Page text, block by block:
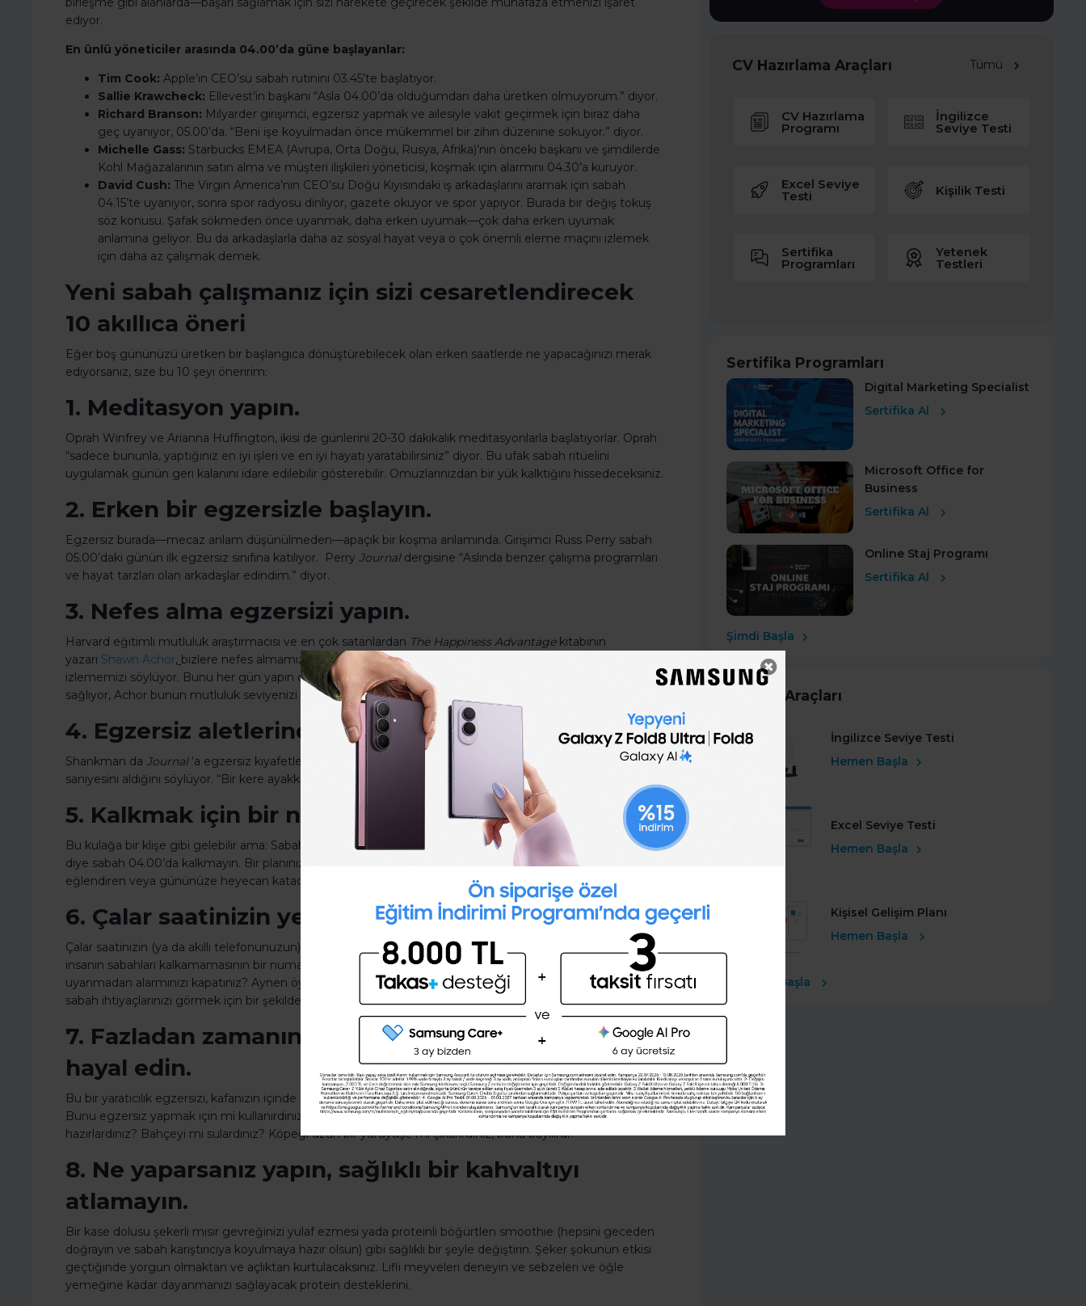
28 günlük kişisel gelişim planını
oluşturmak ister misin ?
ediyor.
En ünlü yöneticiler arasında 04.00’da güne başlayanlar:
Tim Cook: Apple’ın CEO’su sabah rutinini 03.45’te başlatıyor.
Sallie Krawcheck: Ellevest’in başkanı “Asla 04.00’da olduğumdan daha üretken olmuyorum.” diyor.
Richard Branson: Milyarder girişimci, egzersiz yapmak ve ailesiyle vakit geçirmek için biraz daha
geç uyanıyor, 05.00’da. “Beni işe koyulmadan önce mükemmel bir zihin düzenine sokuyor.” diyor.
Michelle Gass: Starbucks EMEA (Avrupa, Orta Doğu, Rusya, Afrika)’nın önceki başkanı ve şimdilerde
Kohl Mağazalarının satın alma ve müşteri ilişkileri yöneticisi, koşmak için alarmını 04.30’a kuruyor.
David Cush: The Virgin America’nın CEO’su Doğu Kıyısındaki iş arkadaşlarını aramak için sabah
04.15’te uyanıyor, sonra spor radyosu dinliyor, gazete okuyor ve spor yapıyor. Burada bir değiş tokuş
söz konusu. Şafak sökmeden önce uyanmak, daha erken uyumak—çok daha erken uyumak
anlamına geliyor. Bu da arkadaşlarla daha az sosyal hayat veya o çok önemli eleme maçını izlemek
için daha az çalışmak demek.
Yeni sabah çalışmanız için sizi cesaretlendirecek
10 akıllıca öneri
Eğer boş gününüzü üretken bir başlangıca dönüştürebilecek olan erken saatlerde ne yapacağınızı merak
ediyorsanız, size bu 10 şeyi öneririm:
1. Meditasyon yapın.
Oprah Winfrey ve Arianna Huffington, ikisi de günlerini 20-30 dakikalık meditasyonlarla başlatıyorlar. Oprah
“sadece bununla, yaptığınız en iyi işleri ve en iyi hayatı yaratabilirsiniz” diyor. Bu ufak sabah ritüelini
uygulamak günün geri kalanını idare edilebilir gösterebilir. Omuzlarınızdan bir yük kalktığını hissedeceksiniz.
2. Erken bir egzersizle başlayın.
Egzersiz burada—mecaz anlam düşünülmeden—apaçık bir koşma anlamında. Girişimci Russ Perry sabah
05.00’daki günün ilk egzersiz sınıfına katılıyor. Perry Journal dergisine “Aslında benzer çalışma programları
ve hayat tarzları olan arkadaşlar edindim.” diyor.
3. Nefes alma egzersizi yapın.
Harvard eğitimli mutluluk araştırmacısı ve en çok satanlardan The Happiness Advantage kitabının
yazarı Shawn Achor, bizlere nefes almamızı ve nefesimizin vücudumuza girip çıkışını 2 dakika boyunca
izlememizi söylüyor. Bunu her gün yapın diyor. Beyninizin aynı anda sadece tek bir şeye odaklanmasını
sağlıyor, Achor bunun mutluluk seviyenizi iyileştireceğini ve stresinizi azaltacağını belirtiyor.
4. Egzersiz aletlerinde uyuyun.
Shankman da Journal‘a egzersiz kıyafetleriyle uyuduğunu ve spor ayakkabılarını giymenin uyanırken 10
saniyesini aldığını söylüyor. “Bir kere ayakkabılarınızı giydiğinizde uykuya dönmeniz çok zor.”
5. Kalkmak için bir neden bulun.
Bu kulağa bir klişe gibi gelebilir ama: Sabah sizi kaldıran şey ne? Gerçekten, soruyorum. Sırf eğlence olsun
diye sabah 04.00’da kalkmayın. Bir planınız olsun—kendiniz için yapmak istediğiniz bir şey, tercihen sizi
eğlendiren veya gününüze heyecan katacak bir şey.
6. Çalar saatinizin yerini değiştirin.
Çalar saatinizin (ya da akıllı telefonunuzun) yatağınızın başında bir kol mesafesi uzağınızda olması birçok
insanın sabahları kalkamamasının bir numaralı nedeni. Kaç defa alarmı kapattığınızı fark edemeyecek kadar
uyanmadan alarmınızı kapatınız? Aynen öyle. Bunu yapmak için en iyi mekan banyo, duş almak için ve
sabah ihtiyaçlarınızı görmek için bir şekilde banyoda oluyorsunuz.
7. Fazladan zamanınıza neler yapabileceğinizi
hayal edin.
Bu bir yaratıcılık egzersizi, kafanızın içinde resmedin: gün içinde fazladan bir saatiniz olsaydı ne yapardınız?
Bunu egzersiz yapmak için mi kullanırdınız? Daha mı çok okurdunuz? Çocuklar için kahvaltı mı
hazırlardınız? Bahçeyi mi sulardınız? Köpeği uzun bir yürüyüşe mi çıkarırdınız, buna bayılırdı?
8. Ne yaparsanız yapın, sağlıklı bir kahvaltıyı
atlamayın.
Bir kase dolusu şekerli mısır gevreğinizi yulaf ezmesi yada proteinli böğürtlen smoothie (hepsini geceden
doğrayın ve sabah karıştırıcıya koyulmaya hazır olsun) gibi sağlıklı bir şeyle değiştirin. Şeker şokunun etkisi
geçtiğinde yorgun olmaktan ve açlıktan kurtulacaksınız. Lifli meyveleri deneyin ve sebzeleri ve öğle
yemeğine kadar dayanmanızı sağlayacak protein desteklerini.
CV Hazırlama Araçları Tümü
CV Hazırlama
Programı
İngilizce
Seviye Testi
Excel Seviye
Testi Kişilik Testi
Sertifika
Programları
Yetenek
Testleri
Sertifika Programları
Digital Marketing Specialist
Sertifika Al
Microsoft Office for
Business
Sertifika Al
Online Staj Programı
Sertifika Al
Şimdi Başla
Kariyer Araçları
İngilizce Seviye Testi
Hemen Başla
Excel Seviye Testi
Hemen Başla
Kişisel Gelişim Planı
Hemen Başla
Ücretsiz Başla